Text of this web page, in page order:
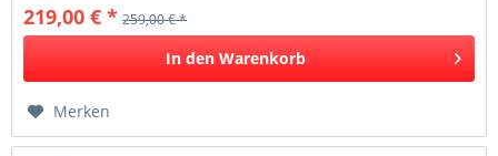
219,00 € * 259,00 € *
In den Warenkorb
Merken